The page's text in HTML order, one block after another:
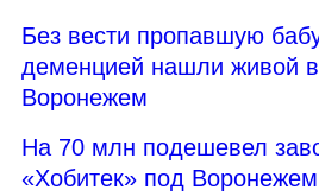
Без вести пропавшую
деменцией нашли живой
Воронежем
На 70 млн подешевел
«Хобитек» под Воронежем